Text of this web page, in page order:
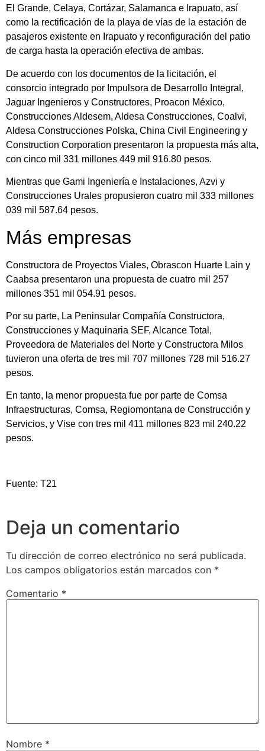
El Grande, Celaya, Cortázar, Salamanca e Irapuato, así
como la rectificación de la playa de vías de la estación de
pasajeros existente en Irapuato y reconfiguración del patio
de carga hasta la operación efectiva de ambas.
De acuerdo con los documentos de la licitación, el
consorcio integrado por Impulsora de Desarrollo Integral,
Jaguar Ingenieros y Constructores, Proacon México,
Construcciones Aldesem, Aldesa Construcciones, Coalvi,
Aldesa Construcciones Polska, China Civil Engineering y
Construction Corporation presentaron la propuesta más alta,
con cinco mil 331 millones 449 mil 916.80 pesos.
Mientras que Gami Ingeniería e Instalaciones, Azvi y
Construcciones Urales propusieron cuatro mil 333 millones
039 mil 587.64 pesos.
Más empresas
Constructora de Proyectos Viales, Obrascon Huarte Lain y
Caabsa presentaron una propuesta de cuatro mil 257
millones 351 mil 054.91 pesos.
Por su parte, La Peninsular Compañía Constructora,
Construcciones y Maquinaria SEF, Alcance Total,
Proveedora de Materiales del Norte y Constructora Milos
tuvieron una oferta de tres mil 707 millones 728 mil 516.27
pesos.
En tanto, la menor propuesta fue por parte de Comsa
Infraestructuras, Comsa, Regiomontana de Construcción y
Servicios, y Vise con tres mil 411 millones 823 mil 240.22
pesos.
Fuente: T21
Deja un comentario
Tu dirección de correo electrónico no será publicada.
Los campos obligatorios están marcados con *
Comentario *
Nombre *